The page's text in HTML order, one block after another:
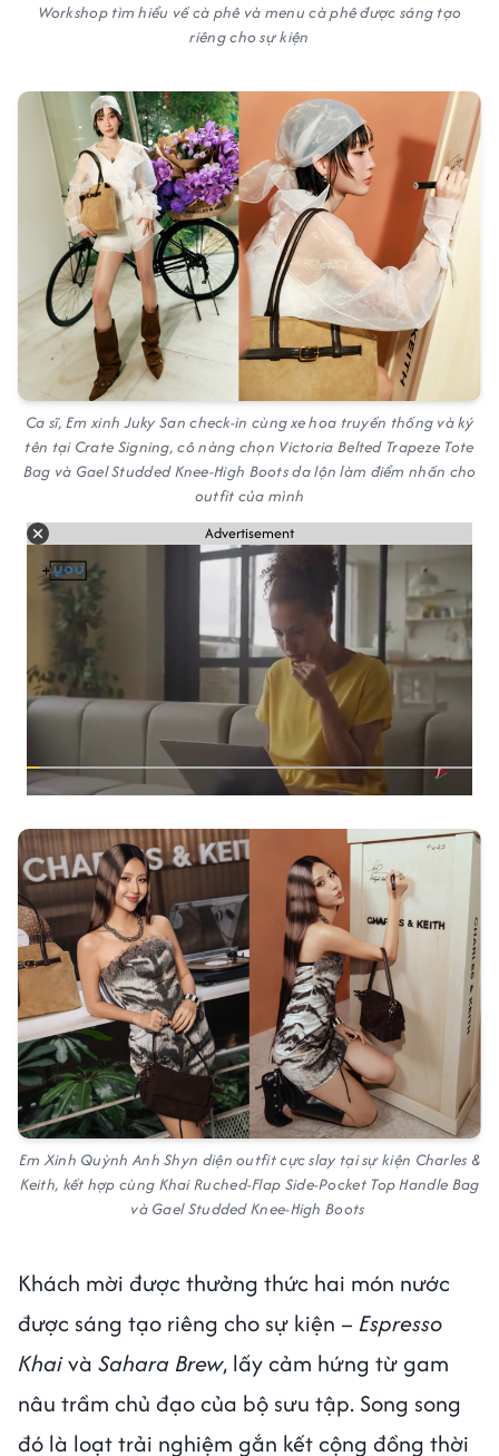
Workshop tìm hiểu về cà phê và menu cà phê được sáng tạo
riêng cho sự kiện
Ca sĩ, Em xinh Juky San check-in cùng xe hoa truyền thống và ký
tên tại Crate Signing, cô nàng chọn Victoria Belted Trapeze Tote
Bag và Gael Studded Knee-High Boots da lộn làm điểm nhấn cho
outfit của mình
Advertisement
Em Xinh Quỳnh Anh Shyn diện outfit cực slay tại sự kiện Charles &
Keith, kết hợp cùng Khai Ruched-Flap Side-Pocket Top Handle Bag
và Gael Studded Knee-High Boots
Khách mời được thưởng thức hai món nước
được sáng tạo riêng cho sự kiện – Espresso
Khaivà Sahara Brew, lấy cảm hứng từ gam
nâu trầm chủ đạo của bộ sưu tập. Song song
đó là loạt trải nghiệm gắn kết cộng đồng thời